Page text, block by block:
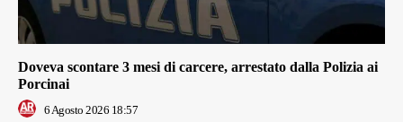
Doveva scontare 3 mesi di carcere, arrestato dalla Polizia ai
Porcinai
6 Agosto 2026 18:57